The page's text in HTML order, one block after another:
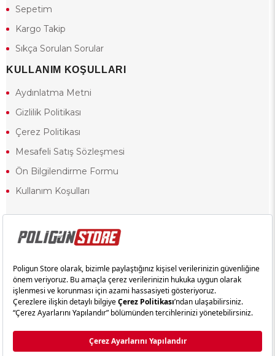
Sepetim
Kargo Takip
Sıkça Sorulan Sorular
KULLANIM KOŞULLARI
Aydınlatma Metni
Gizlilik Politikası
Çerez Politikası
Mesafeli Satış Sözleşmesi
Ön Bilgilendirme Formu
Kullanım Koşulları
18 yaşından küçük olduğunuz halde siteye girerseniz ve mesafeli satış
sözleşmesinde yer alan hükümlere ters düşerseniz, yaşla ilgili
kısıtlamalardan dolayı oluşabilecek herhangi bir durumda doğacak yasal
sorumluluk ve yükümlülükler tamamen tarafınıza ait olacak ve cezai
Yasa gereği 18 yaşından küçük olanların sitemizi görüntülemesi ve
alışveriş yapmaları yasaktır. Konuyla ilgili olarak site kullanım
sözleşmemimizi okuyabilirsiniz.
Ticimax Tarafından Hazırlanmıştır.